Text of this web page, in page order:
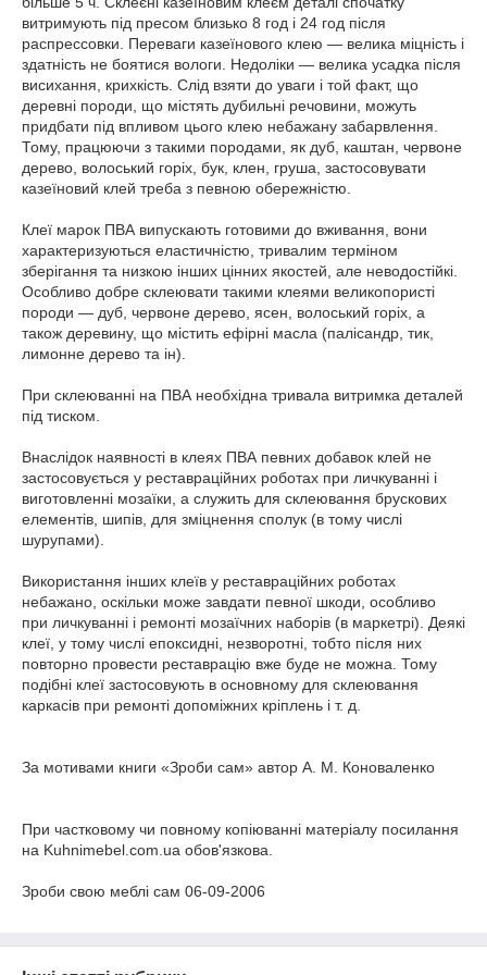
витримують під пресом близько 8 год і 24 год після
распрессовки. Переваги казеїнового клею — велика міцність і
здатність не боятися вологи. Недоліки — велика усадка після
висихання, крихкість. Слід взяти до уваги і той факт, що
деревні породи, що містять дубильні речовини, можуть
придбати під впливом цього клею небажану забарвлення.
Тому, працюючи з такими породами, як дуб, каштан, червоне
дерево, волоський горіх, бук, клен, груша, застосовувати
казеїновий клей треба з певною обережністю.
Клеї марок ПВА випускають готовими до вживання, вони
характеризуються еластичністю, тривалим терміном
зберігання та низкою інших цінних якостей, але неводостійкі.
Особливо добре склеювати такими клеями великопористі
породи — дуб, червоне дерево, ясен, волоський горіх, а
також деревину, що містить ефірні масла (палісандр, тик,
лимонне дерево та ін).
При склеюванні на ПВА необхідна тривала витримка деталей
під тиском.
Внаслідок наявності в клеях ПВА певних добавок клей не
застосовується у реставраційних роботах при личкуванні і
виготовленні мозаїки, а служить для склеювання брускових
елементів, шипів, для зміцнення сполук (в тому числі
шурупами).
Використання інших клеїв у реставраційних роботах
небажано, оскільки може завдати певної шкоди, особливо
при личкуванні і ремонті мозаїчних наборів (в маркетрі). Деякі
клеї, у тому числі епоксидні, незворотні, тобто після них
повторно провести реставрацію вже буде не можна. Тому
подібні клеї застосовують в основному для склеювання
каркасів при ремонті допоміжних кріплень і т. д.
За мотивами книги «Зроби сам» автор А. М. Коноваленко
При частковому чи повному копіюванні матеріалу посилання
на Kuhnimebel.com.ua обов'язкова.
Зроби свою меблі сам 06-09-2006